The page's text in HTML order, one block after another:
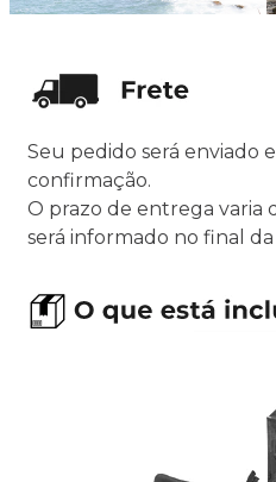
Seu pedido será enviado
confirmação.
O prazo de entrega varia
será informado no final